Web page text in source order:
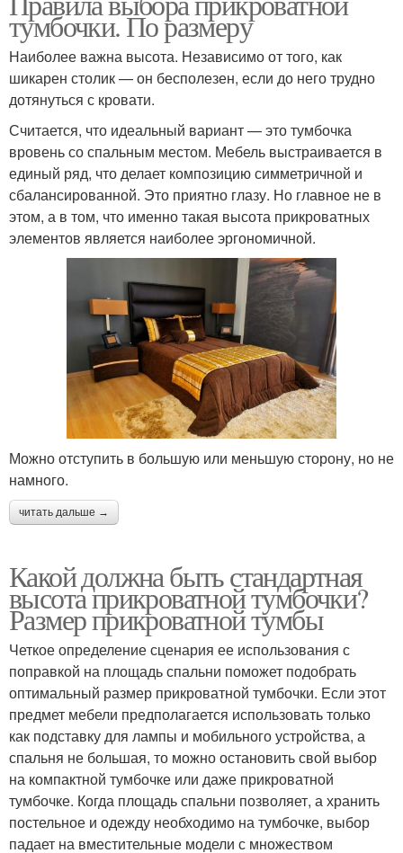
тумбочки. По размеру
Наиболее важна высота. Независимо от того, как
шикарен столик — он бесполезен, если до него трудно
дотянуться с кровати.
Считается, что идеальный вариант — это тумбочка
вровень со спальным местом. Мебель выстраивается в
единый ряд, что делает композицию симметричной и
сбалансированной. Это приятно глазу. Но главное не в
этом, а в том, что именно такая высота прикроватных
элементов является наиболее эргономичной.
Можно отступить в большую или меньшую сторону, но не
намного.
читать дальше →
Какой должна быть стандартная
высота прикроватной тумбочки?
Размер прикроватной тумбы
Четкое определение сценария ее использования с
поправкой на площадь спальни поможет подобрать
оптимальный размер прикроватной тумбочки. Если этот
предмет мебели предполагается использовать только
как подставку для лампы и мобильного устройства, а
спальня не большая, то можно остановить свой выбор
на компактной тумбочке или даже прикроватной
тумбочке. Когда площадь спальни позволяет, а хранить
постельное и одежду необходимо на тумбочке, выбор
падает на вместительные модели с множеством